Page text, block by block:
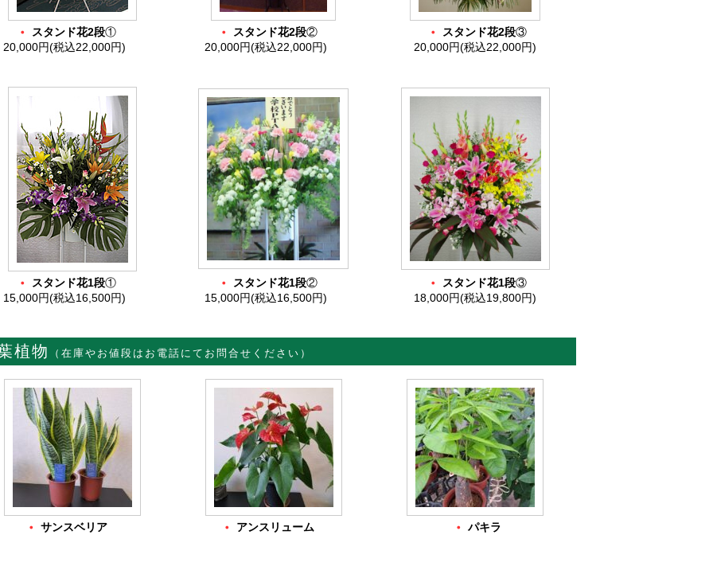
・ スタンド花2段①
20,000円(税込22,000円)
・ スタンド花2段②
20,000円(税込22,000円)
・ スタンド花2段③
20,000円(税込22,000円)
・ スタンド花1段①
15,000円(税込16,500円)
・ スタンド花1段②
15,000円(税込16,500円)
・ スタンド花1段③
18,000円(税込19,800円)
植物 （在庫やお値段はお電話にてお問合せください）
・ サンスベリア ・ アンスリューム ・ パキラ